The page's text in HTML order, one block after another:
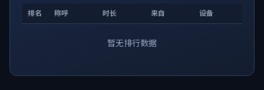
排名 称呼 时长 来自 设备
暂无排行数据